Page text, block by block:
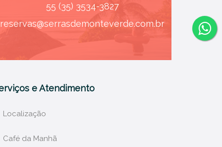
55 (35) 3534-3827
reservas@serrasdemonteverde.com.br
e Atendimento
Localização
Café da Manhã